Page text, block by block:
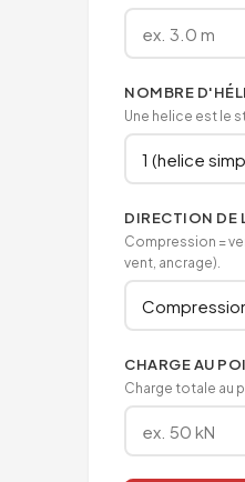
NOMBRE
Une helice est le
DIRECTION DE
Compression =
vent, ancrage).
CHARGE AU
Charge totale au